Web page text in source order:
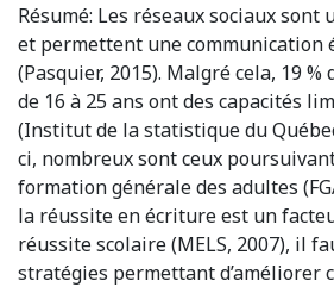
Résumé: Les réseaux sociaux
et permettent une communication
(Pasquier, 2015). Malgré cela, 19 %
de 16 à 25 ans ont des capacités
(Institut de la statistique du
ci, nombreux sont ceux
formation générale des adultes
la réussite en écriture est un
réussite scolaire (MELS, 2007), il
stratégies permettant d’améliorer